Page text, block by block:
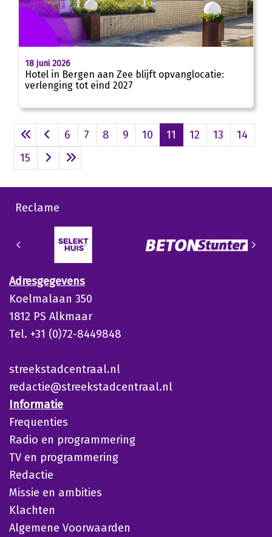
18 juni 2026
Hotel in Bergen aan Zee blijft opvanglocatie:
verlenging tot eind 2027
6 7 8 9 10 11 12 13
14
15
Reclame
Adresgegevens
Koelmalaan 350
1812 PS Alkmaar
Tel. +31 (0)72-8449848
streekstadcentraal.nl
redactie@streekstadcentraal.nl
Informatie
Frequenties
Radio en programmering
TV en programmering
Redactie
Missie en ambities
Klachten
Algemene Voorwaarden